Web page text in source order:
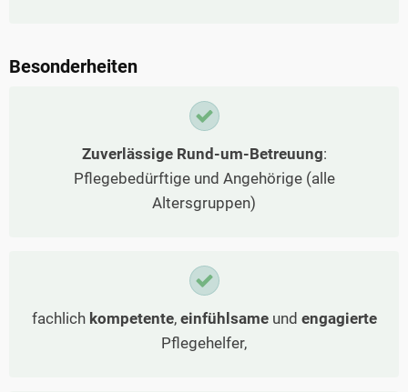
Besonderheiten
Zuverlässige Rund-um-Betreuung:
Pflegebedürftige und Angehörige (alle
Altersgruppen)
fachlich kompetente, einfühlsameund engagierte
Pflegehelfer,